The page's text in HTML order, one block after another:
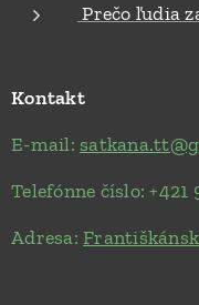
Prečo ľudia
Kontakt
E-mail:
Telefónne číslo: +421
Adresa: